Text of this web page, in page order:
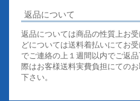
返品について
返品については商品の性質上お
どについては送料着払いにてお
でご連絡の上１週間以内でご返
際はお客様送料実費負担にての
下さい。